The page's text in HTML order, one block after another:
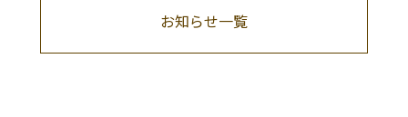
お知らせ一覧